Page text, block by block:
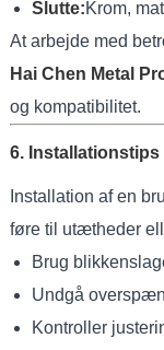
Slutte:Krom,
At arbejde med
Hai Chen Metal
og kompatibilitet.
6.
Installation af en
føre til utætheder
Brug
Undgå
Kontroller